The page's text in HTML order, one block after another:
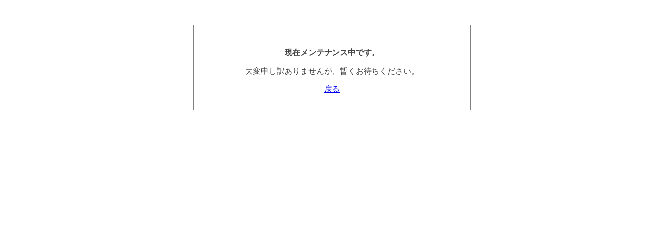
現在メンテナンス中です。
大変申し訳ありませんが、暫くお待ちください。
戻る